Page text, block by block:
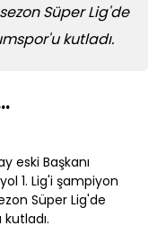
Süper Lig'de
kutladı.
eski Başkanı
1. Lig'i şampiyon
Süper Lig'de